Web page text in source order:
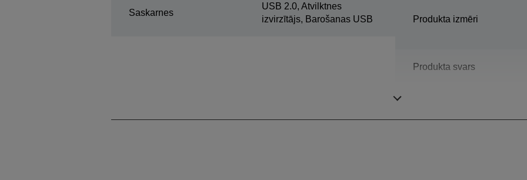
Saskarnes
USB 2.0, Atvilktnes
izvirzītājs, Barošanas USB
Produkta izmēri
Produkta svars